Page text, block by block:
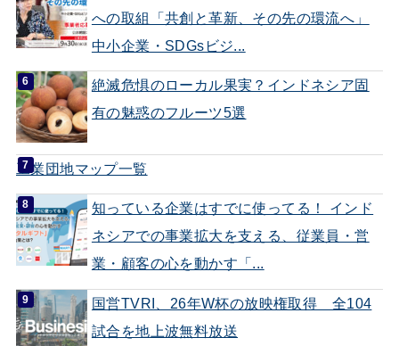
への取組「共創と革新、その先の環流へ」
中小企業・SDGsビジ...
絶滅危惧のローカル果実？インドネシア固
有の魅惑のフルーツ5選
工業団地マップ一覧
知っている企業はすでに使ってる！ インド
ネシアでの事業拡大を支える、従業員・営
業・顧客の心を動かす「...
国営TVRI、26年W杯の放映権取得 全104
試合を地上波無料放送